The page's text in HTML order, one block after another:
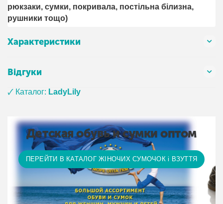
рюкзаки, сумки, покривала, постільна білизна,
рушники тощо)
Характеристики
Відгуки
🗸 Каталог: LadyLily
Детская обувь и сумки оптом
ПЕРЕЙТИ В КАТАЛОГ ЖІНОЧИХ СУМОЧОК і ВЗУТТЯ